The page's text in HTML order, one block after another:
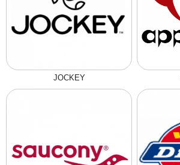
JOCKEY